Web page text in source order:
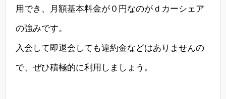
用でき、月額基本料金が０円なのがｄカーシェア
の強みです。
入会して即退会しても違約金などはありませんの
で、ぜひ積極的に利用しましょう。